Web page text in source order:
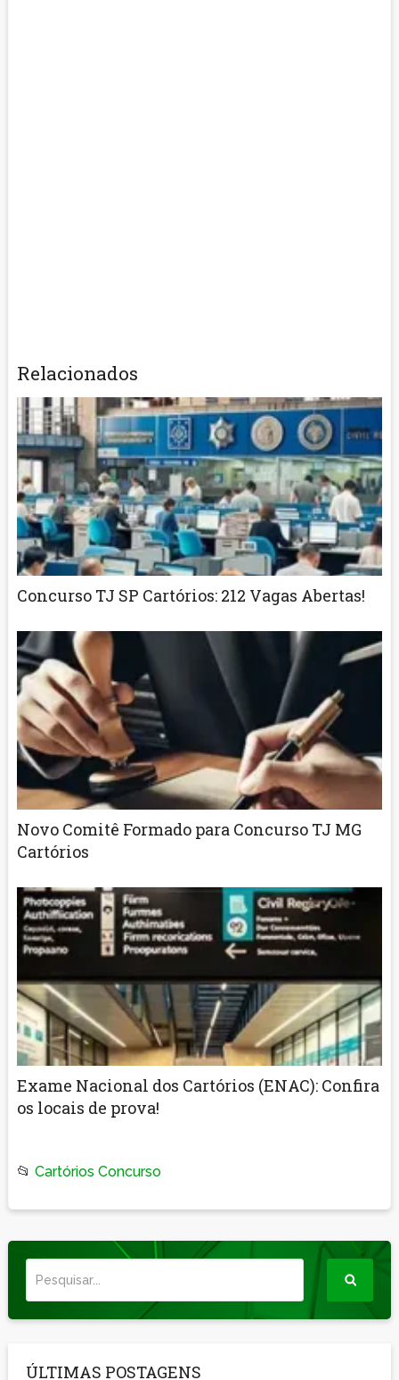
Relacionados
Concurso TJ SP Cartórios: 212 Vagas Abertas!
Novo Comitê Formado para Concurso TJ MG
Cartórios
Exame Nacional dos Cartórios (ENAC): Confira
os locais de prova!
📂 Cartórios Concurso
ÚLTIMAS POSTAGENS